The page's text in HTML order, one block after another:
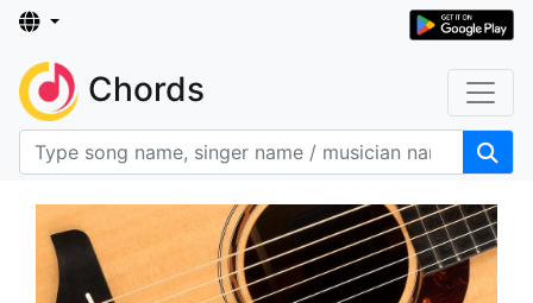
Chords